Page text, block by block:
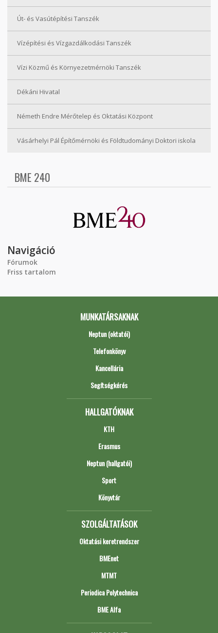
Út- és Vasútépítési Tanszék
Vízépítési és Vízgazdálkodási Tanszék
Vízi Közmű és Környezetmérnöki Tanszék
Dékáni Hivatal
Németh Endre Mérőtelep és Oktatási Központ
Vásárhelyi Pál Építőmérnöki és Földtudományi Doktori iskola
BME 240
Navigáció
Fórumok
Friss tartalom
MUNKATÁRSAKNAK
Neptun (oktatói)
Telefonkönyv
Kancellária
Segítségkérés
HALLGATÓKNAK
KTH
Erasmus
Neptun (hallgatói)
Sport
Könyvtár
SZOLGÁLTATÁSOK
Oktatási keretrendszer
BMEnet
MTMT
Periodica Polytechnica
BME Alfa